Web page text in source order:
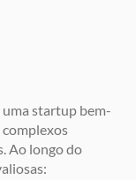
uma startup bem-
complexos
Ao longo do